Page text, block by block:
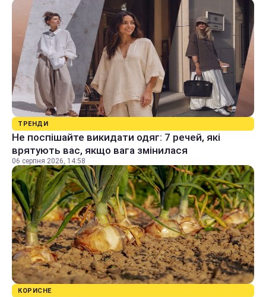
ТРЕНДИ
Не поспішайте викидати одяг: 7 речей, які
врятують вас, якщо вага змінилася
06 серпня 2026, 14:58
КОРИСНЕ